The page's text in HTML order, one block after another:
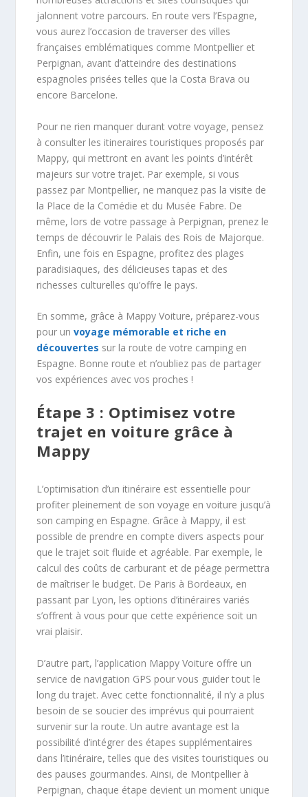
jalonnent votre parcours. En route vers l’Espagne,
vous aurez l’occasion de traverser des villes
françaises emblématiques comme Montpellier et
Perpignan, avant d’atteindre des destinations
espagnoles prisées telles que la Costa Brava ou
encore Barcelone.
Pour ne rien manquer durant votre voyage, pensez
à consulter les itineraires touristiques proposés par
Mappy, qui mettront en avant les points d’intérêt
majeurs sur votre trajet. Par exemple, si vous
passez par Montpellier, ne manquez pas la visite de
la Place de la Comédie et du Musée Fabre. De
même, lors de votre passage à Perpignan, prenez le
temps de découvrir le Palais des Rois de Majorque.
Enfin, une fois en Espagne, profitez des plages
paradisiaques, des délicieuses tapas et des
richesses culturelles qu’offre le pays.
En somme, grâce à Mappy Voiture, préparez-vous
pour unvoyage mémorable et riche en
découvertes sur la route de votre camping en
Espagne. Bonne route et n’oubliez pas de partager
vos expériences avec vos proches !
Étape 3 : Optimisez votre
trajet en voiture grâce à
Mappy
L’optimisation d’un itinéraire est essentielle pour
profiter pleinement de son voyage en voiture jusqu’à
son camping en Espagne. Grâce à Mappy, il est
possible de prendre en compte divers aspects pour
que le trajet soit fluide et agréable. Par exemple, le
calcul des coûts de carburant et de péage permettra
de maîtriser le budget. De Paris à Bordeaux, en
passant par Lyon, les options d’itinéraires variés
s’offrent à vous pour que cette expérience soit un
vrai plaisir.
D’autre part, l’application Mappy Voiture offre un
service de navigation GPS pour vous guider tout le
long du trajet. Avec cette fonctionnalité, il n’y a plus
besoin de se soucier des imprévus qui pourraient
survenir sur la route. Un autre avantage est la
possibilité d’intégrer des étapes supplémentaires
dans l’itinéraire, telles que des visites touristiques ou
des pauses gourmandes. Ainsi, de Montpellier à
Perpignan, chaque étape devient un moment unique